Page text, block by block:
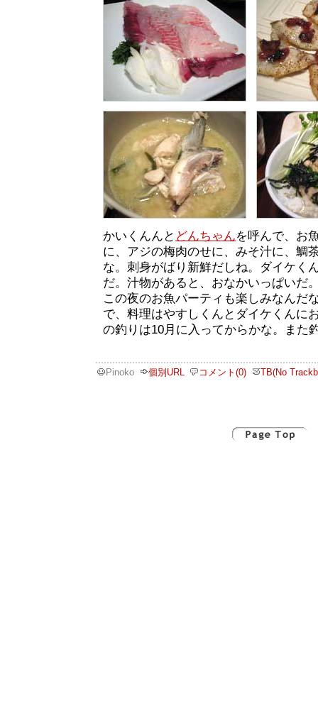
かいくんんと どんちゃんを呼んで、お
に、アジの梅肉のせに、みそ汁に、鯛
な。刺身がばり新鮮だしね。ダイケく
だ。汁物があると、おなかいっぱいだ
この夜のお魚パーティも楽しみなんだ
で、料理はやすしくんとダイケくんに
の釣りは10月に入ってからかな。また
Pinoko 個別URL コメント(0) TB(No